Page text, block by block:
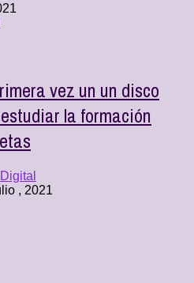
vez un un disco
la formación
, 2021